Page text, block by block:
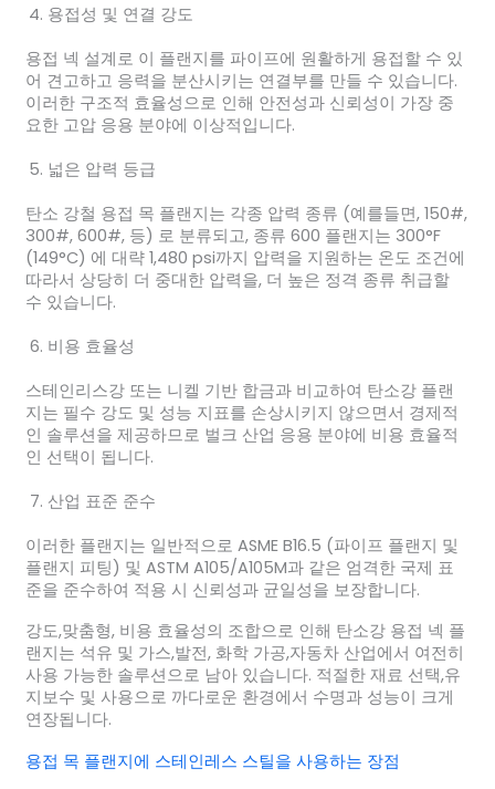
용접성 및 연결 강도
용접 넥 설계로 이 플랜지를 파이프에 원활하게 용접할 수 있
어 견고하고 응력을 분산시키는 연결부를 만들 수 있습니다.
이러한 구조적 효율성으로 인해 안전성과 신뢰성이 가장 중
요한 고압 응용 분야에 이상적입니다.
넓은 압력 등급
탄소 강철 용접 목 플랜지는 각종 압력 종류 (예를들면, 150#,
300#, 600#, 등) 로 분류되고, 종류 600 플랜지는 300°F
(149°C) 에 대략 1,480 psi까지 압력을 지원하는 온도 조건에
따라서 상당히 더 중대한 압력을, 더 높은 정격 종류 취급할
수 있습니다.
비용 효율성
스테인리스강 또는 니켈 기반 합금과 비교하여 탄소강 플랜
지는 필수 강도 및 성능 지표를 손상시키지 않으면서 경제적
인 솔루션을 제공하므로 벌크 산업 응용 분야에 비용 효율적
인 선택이 됩니다.
산업 표준 준수
이러한 플랜지는 일반적으로 ASME B16.5 (파이프 플랜지 및
플랜지 피팅) 및 ASTM A105/A105M과 같은 엄격한 국제 표
준을 준수하여 적용 시 신뢰성과 균일성을 보장합니다.
강도,맞춤형, 비용 효율성의 조합으로 인해 탄소강 용접 넥 플
랜지는 석유 및 가스,발전, 화학 가공,자동차 산업에서 여전히
사용 가능한 솔루션으로 남아 있습니다. 적절한 재료 선택,유
지보수 및 사용으로 까다로운 환경에서 수명과 성능이 크게
연장됩니다.
용접 목 플랜지에 스테인레스 스틸을 사용하는 장점